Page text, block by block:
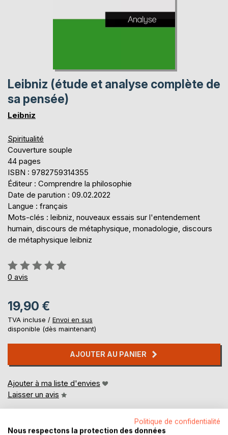
Leibniz (étude et analyse complète de
sa pensée)
Leibniz
Spiritualité
Couverture souple
44 pages
ISBN : 9782759314355
Éditeur : Comprendre la philosophie
Date de parution : 09.02.2022
Langue : français
Mots-clés : leibniz, nouveaux essais sur l'entendement
humain, discours de métaphysique, monadologie, discours
de métaphysique leibniz
Évaluation:
0%
0 avis
19,90 €
TVA incluse / Envoi en sus
disponible (dès maintenant)
AJOUTER AU PANIER
Ajouter à ma liste d'envies
Laisser un avis
Politique de confidentialité
Nous respectons la protection des données